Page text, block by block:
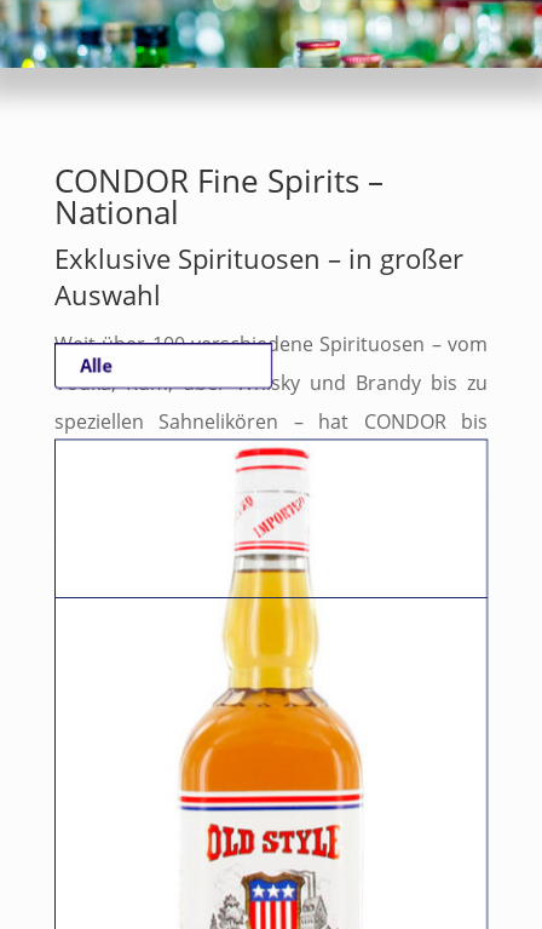
CONDOR Fine Spirits –
National
Exklusive Spirituosen – in großer
Auswahl
Weit über 100 verschiedene Spirituosen – vom
Vodka, Rum, über Whisky und Brandy bis zu
speziellen Sahnelikören – hat CONDOR bis
heute entwickelt und für Sie im Programm.
Hier finden Sie eineAuswahl aus unserem
das wir national vertreiben:
Alle